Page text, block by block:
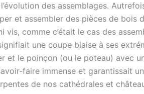
des assemblages.
et assembler des pièces de bois
vis, comme c’était le cas des
une coupe biaise à ses
et le poinçon (ou le poteau) avec
faire immense et garantissait
de nos cathédrales et